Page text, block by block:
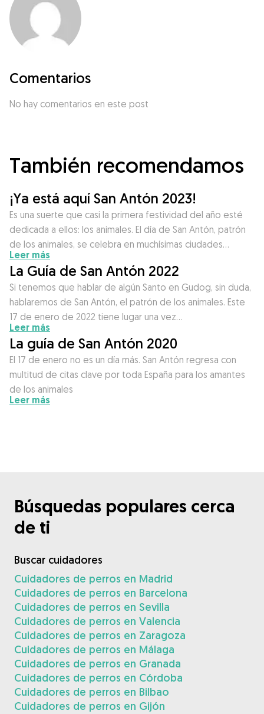
Comentarios
No hay comentarios en este post
También recomendamos
¡Ya está aquí San Antón 2023!
Es una suerte que casi la primera festividad del año esté
dedicada a ellos: los animales. El día de San Antón, patrón
de los animales, se celebra en muchísimas ciudades…
Leer más
La Guía de San Antón 2022
Si tenemos que hablar de algún Santo en Gudog, sin duda,
hablaremos de San Antón, el patrón de los animales. Este
17 de enero de 2022 tiene lugar una vez…
Leer más
La guía de San Antón 2020
El 17 de enero no es un día más. San Antón regresa con
multitud de citas clave por toda España para los amantes
de los animales
Leer más
Búsquedas populares cerca
de ti
Buscar cuidadores
Cuidadores de perros en Madrid
Cuidadores de perros en Barcelona
Cuidadores de perros en Sevilla
Cuidadores de perros en Valencia
Cuidadores de perros en Zaragoza
Cuidadores de perros en Málaga
Cuidadores de perros en Granada
Cuidadores de perros en Córdoba
Cuidadores de perros en Bilbao
Cuidadores de perros en Gijón